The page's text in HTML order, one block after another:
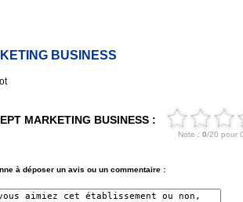
BUSINESS
MARKETING BUSINESS :
à déposer un avis ou un commentaire :